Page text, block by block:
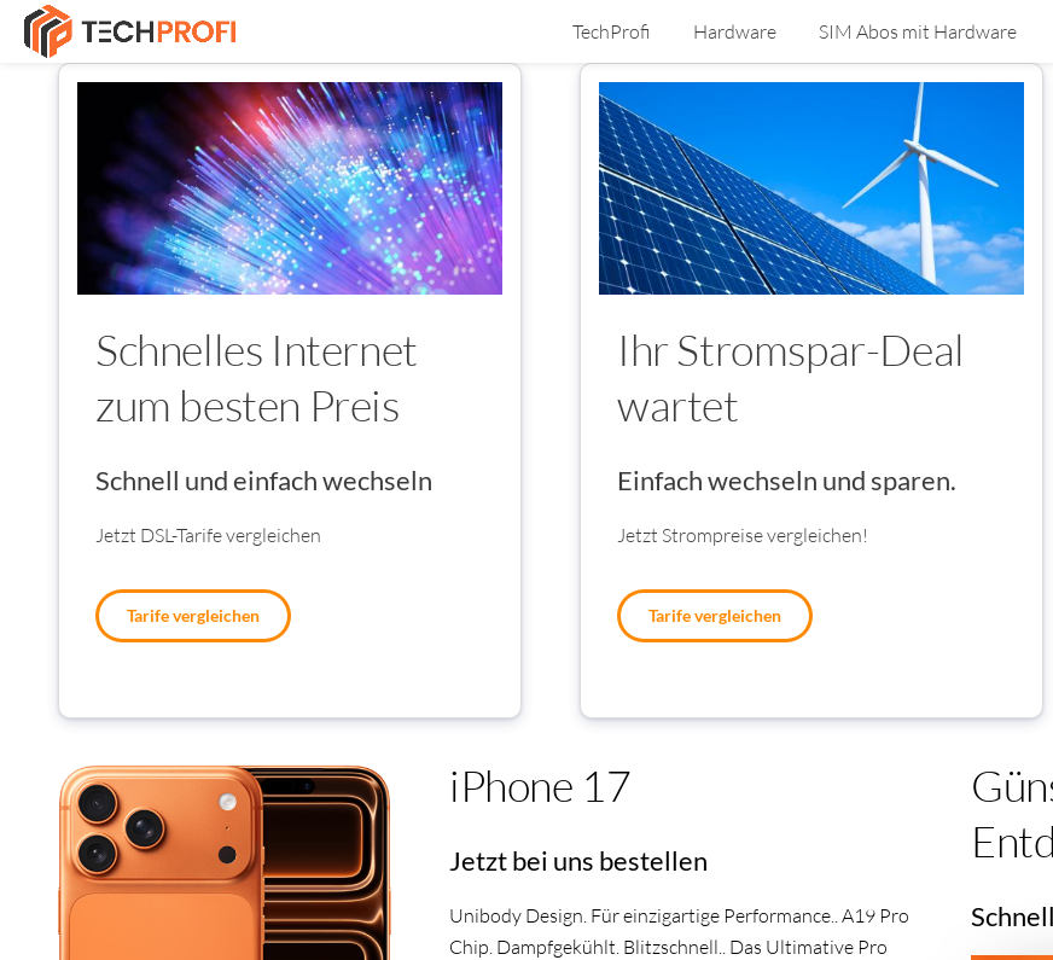
TechProfi Hardware SIM Abos mit Hardware
Schnelles Internet
zum besten Preis
Schnell und einfach wechseln
Jetzt DSL-Tarife vergleichen
Tarife vergleichen
Ihr Stromspar-Deal
wartet
Einfach wechseln und sparen.
Jetzt Strompreise vergleichen!
Tarife vergleichen
iPhone 17
Jetzt bei uns bestellen
Unibody Design. Für einzigartige Performance.. A19 Pro
Chip. Dampfgekühlt. Blitzschnell.. Das Ultimative Pro